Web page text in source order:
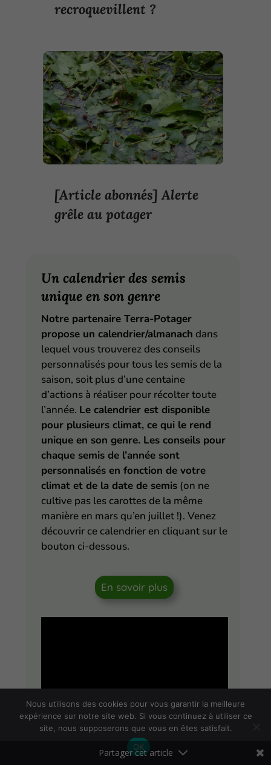
recroquevillent ?
[Article abonnés] Alerte
grêle au potager
Un calendrier des semis
unique en son genre
Notre partenaire Terra-Potager
propose un calendrier/almanach dans
lequel vous trouverez des conseils
personnalisés pour tous les semis de la
saison, soit plus d’une centaine
d’actions à réaliser pour récolter toute
l’année. Le calendrier est disponible
pour plusieurs climat, ce qui le rend
unique en son genre. Les conseils pour
chaque semis de l’année sont
personnalisés en fonction de votre
climat et de la date de semis(on ne
cultive pas les carottes de la même
manière en mars qu’en juillet !). Venez
découvrir ce calendrier en cliquant sur le
bouton ci-dessous.
En savoir plus
Nous utilisons des cookies pour vous garantir la meilleure
expérience sur notre site web. Si vous continuez à utiliser ce
site, nous supposerons que vous en êtes satisfait.
OK